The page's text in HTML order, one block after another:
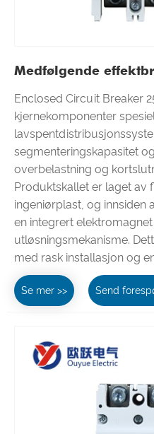
Medfølgende
Enclosed Circuit Breaker
kjernekomponenter
segmenteringskapasitet
overbelastning og
Produktskallet er laget av
ingeniørplast, og
en integrert
utløsningsmekanisme.
med rask installasjon og
Se mer >> Send